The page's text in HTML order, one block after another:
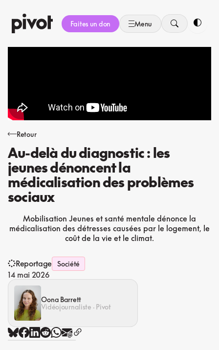
au
contenu
Faites un don Menu
Retour
Au-delà du diagnostic : les
jeunes dénoncent la
médicalisation des problèmes
sociaux
Mobilisation Jeunes et santé mentale dénonce la
médicalisation des détresses causées par le logement, le
coût de la vie et le climat.
Reportage Société
14 mai 2026
Oona Barrett
Vidéojournaliste · Pivot